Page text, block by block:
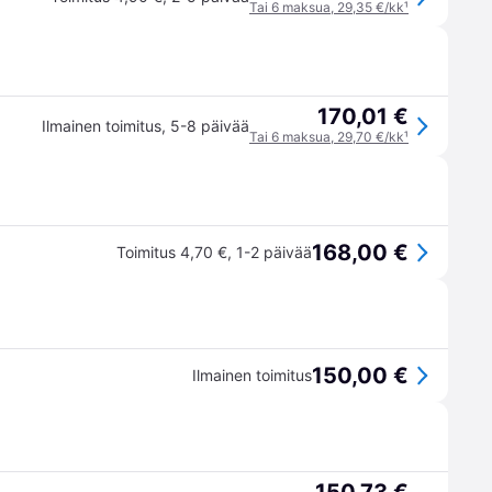
Tai 6 maksua, 29,35 €/kk¹
Ilmainen toimitus, 5-8 päivää 170,01 €
Tai 6 maksua, 29,70 €/kk¹
Toimitus 4,70 €, 1-2 päivää168,00 €
Ilmainen toimitus150,00 €